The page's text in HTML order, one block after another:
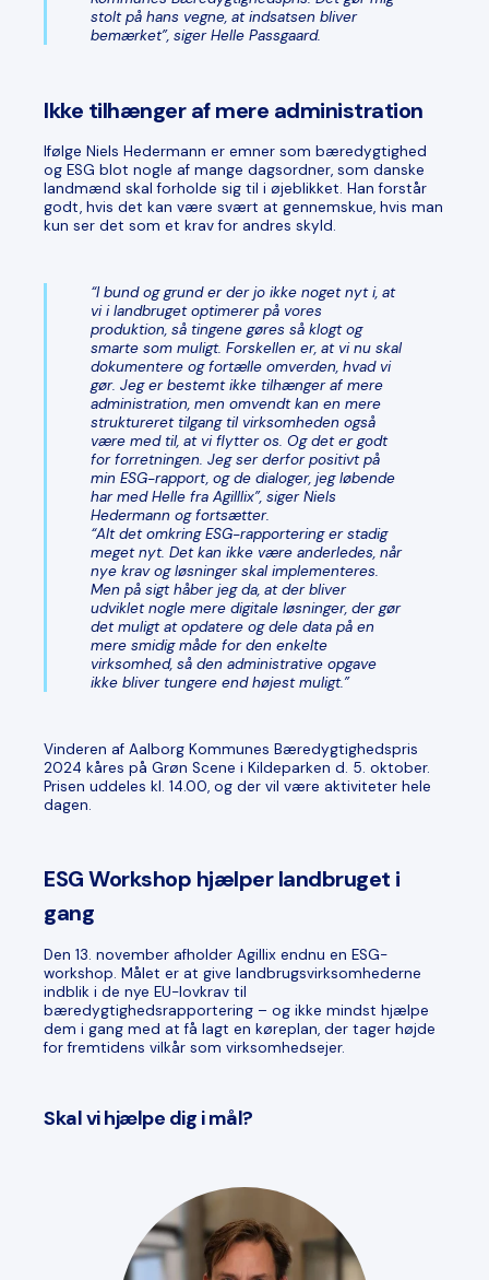
stolt på hans vegne, at indsatsen bliver
bemærket”, siger Helle Passgaard.
Ikke tilhænger af mere administration
Ifølge Niels Hedermann er emner som bæredygtighed
og ESG blot nogle af mange dagsordner, som danske
landmænd skal forholde sig til i øjeblikket. Han forstår
godt, hvis det kan være svært at gennemskue, hvis man
kun ser det som et krav for andres skyld.
“I bund og grund er der jo ikke noget nyt i, at
vi i landbruget optimerer på vores
produktion, så tingene gøres så klogt og
smarte som muligt. Forskellen er, at vi nu skal
dokumentere og fortælle omverden, hvad vi
gør. Jeg er bestemt ikke tilhænger af mere
administration, men omvendt kan en mere
struktureret tilgang til virksomheden også
være med til, at vi flytter os. Og det er godt
for forretningen. Jeg ser derfor positivt på
min ESG-rapport, og de dialoger, jeg løbende
har med Helle fra Agilllix”, siger Niels
Hedermann og fortsætter.
“Alt det omkring ESG-rapportering er stadig
meget nyt. Det kan ikke være anderledes, når
nye krav og løsninger skal implementeres.
Men på sigt håber jeg da, at der bliver
udviklet nogle mere digitale løsninger, der gør
det muligt at opdatere og dele data på en
mere smidig måde for den enkelte
virksomhed, så den administrative opgave
ikke bliver tungere end højest muligt.”
Vinderen af Aalborg Kommunes Bæredygtighedspris
2024 kåres på Grøn Scene i Kildeparken d. 5. oktober.
Prisen uddeles kl. 14.00, og der vil være aktiviteter hele
dagen.
ESG Workshop hjælper landbruget i
gang
Den 13. november afholder Agillix endnu en ESG-
workshop. Målet er at give landbrugsvirksomhederne
indblik i de nye EU-lovkrav til
bæredygtighedsrapportering – og ikke mindst hjælpe
dem i gang med at få lagt en køreplan, der tager højde
for fremtidens vilkår som virksomhedsejer.
Skal vi hjælpe dig i mål?